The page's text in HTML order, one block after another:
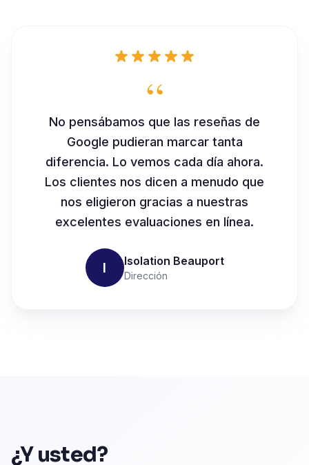
“
No pensábamos que las reseñas de
Google pudieran marcar tanta
diferencia. Lo vemos cada día ahora.
Los clientes nos dicen a menudo que
nos eligieron gracias a nuestras
excelentes evaluaciones en línea.
I Isolation Beauport
Dirección
¿Y usted?